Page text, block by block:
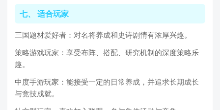
七、 适合玩家
三国题材爱好者：对名将养成和史诗剧情有浓厚兴趣。
策略游戏玩家：享受布阵、搭配、研究机制的深度策略乐
趣。
中度手游玩家：能接受一定的日常养成，并追求长期成长
与竞技成就。